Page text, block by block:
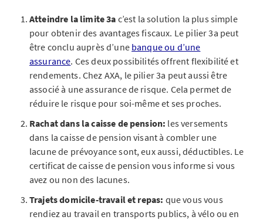
Atteindre la limite 3a c’est la solution la plus simple
pour obtenir des avantages fiscaux. Le pilier 3a peut
être conclu auprès d’une banque ou d’une
assurance. Ces deux possibilités offrent flexibilité et
rendements. Chez AXA, le pilier 3a peut aussi être
associé à une assurance de risque. Cela permet de
réduire le risque pour soi-même et ses proches.
Rachat dans la caisse de pension: les versements
dans la caisse de pension visant à combler une
lacune de prévoyance sont, eux aussi, déductibles. Le
certificat de caisse de pension vous informe si vous
avez ou non des lacunes.
Trajets domicile-travail et repas: que vous vous
rendiez au travail en transports publics, à vélo ou en